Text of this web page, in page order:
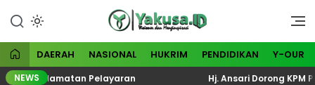
konten
Yakusa
Visioner dan Menginspirasi
DAERAH NASIONAL HUKRIM PENDIDIKAN Y-OUR
NEWS
Keselamatan Pelayaran Hj. Ansari Dorong KPM PKH